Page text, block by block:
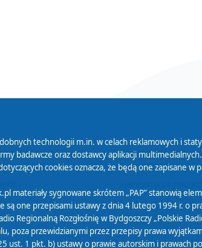
z Serwisu
Organizacje
Publicznego
technologii m.in. w celach reklamowych i
badawcze oraz dostawcy aplikacji
cookies oznacza, że będą one zapisane w
materiały sygnowane skrótem „PAP” stanowią
są one przepisami ustawy z dnia 4 lutego 1994 r.
Regionalną Rozgłośnię w Bydgoszczy „Polskie
poza przewidzianymi przez przepisy prawa
ust. 1 pkt. b) ustawy o prawie autorskim i prawach